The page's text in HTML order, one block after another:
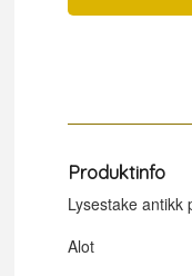
Produktinfo
Lysestake antikk
Alot